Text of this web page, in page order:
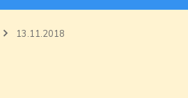
13.11.2018